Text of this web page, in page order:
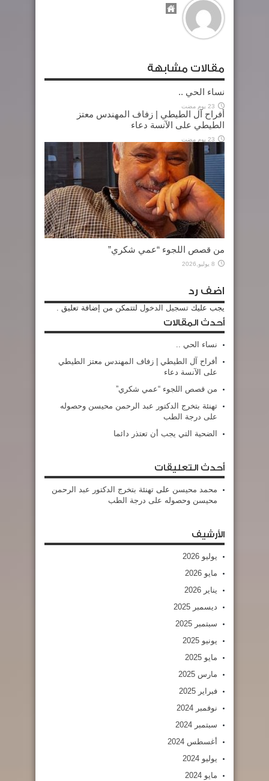
مقالات مشابهة
نساء الحي ..
23 يوم مضت
أفراح آل الطيطي | زفاف المهندس معتز
الطيطي على الآنسة دعاء
23 يوم مضت
من قصص اللجوء “عمي شكري”
8 يوليو,2026
اضف رد
يجب عليك تسجيل الدخول لتتمكن من إضافة تعليق .
أحدث المقالات
نساء الحي ..
أفراح آل الطيطي | زفاف المهندس معتز الطيطي
على الآنسة دعاء
من قصص اللجوء “عمي شكري”
تهنئة بتخرج الدكتور عبد الرحمن محيسن وحصوله
على درجة الطب
الضحية التي يجب أن تعتذر دائما
أحدث التعليقات
محمد محيسن على تهنئة بتخرج الدكتور عبد الرحمن
محيسن وحصوله على درجة الطب
الأرشيف
يوليو 2026
مايو 2026
يناير 2026
ديسمبر 2025
سبتمبر 2025
يونيو 2025
مايو 2025
مارس 2025
فبراير 2025
نوفمبر 2024
سبتمبر 2024
أغسطس 2024
يوليو 2024
مايو 2024